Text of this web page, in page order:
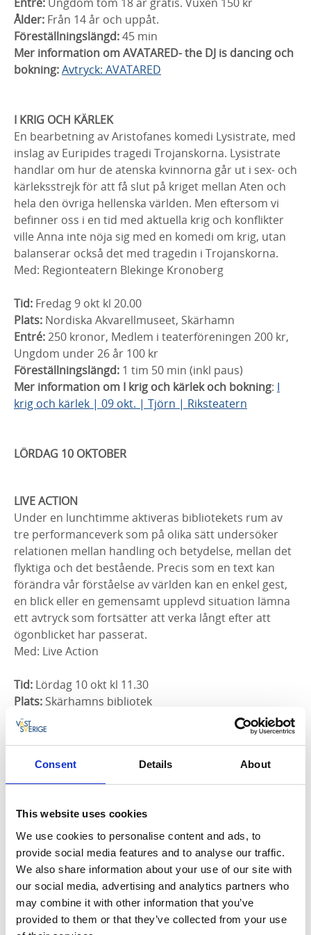
Consent Details About
This website uses cookies
We use cookies to personalise content and ads, to
provide social media features and to analyse our traffic.
We also share information about your use of our site with
our social media, advertising and analytics partners who
may combine it with other information that you’ve
provided to them or that they’ve collected from your use
Ålder: Från 14 år och uppåt.
Föreställningslängd:45 min
Mer information om AVATARED- the DJ is dancing och
bokning:Avtryck: AVATARED
I KRIG OCH KÄRLEK
En bearbetning av Aristofanes komedi Lysistrate, med
inslag av Euripides tragedi Trojanskorna. Lysistrate
handlar om hur de atenska kvinnorna går ut i sex- och
kärleksstrejk för att få slut på kriget mellan Aten och
hela den övriga hellenska världen. Men eftersom vi
befinner oss i en tid med aktuella krig och konflikter
ville Anna inte nöja sig med en komedi om krig, utan
balanserar också det med tragedin i Trojanskorna.
Med: Regionteatern Blekinge Kronoberg
Tid: Fredag 9 okt kl 20.00
Plats: Nordiska Akvarellmuseet, Skärhamn
Entré:250 kronor, Medlem i teaterföreningen 200 kr,
Ungdom under 26 år 100 kr
Föreställningslängd: 1 tim 50 min (inkl paus)
Mer information om I krig och kärlek och bokning: I
krig och kärlek | 09 okt. | Tjörn | Riksteatern
LÖRDAG 10 OKTOBER
LIVE ACTION
Under en lunchtimme aktiveras bibliotekets rum av
tre performanceverk som på olika sätt undersöker
relationen mellan handling och betydelse, mellan det
flyktiga och det bestående. Precis som en text kan
förändra vår förståelse av världen kan en enkel gest,
en blick eller en gemensamt upplevd situation lämna
ett avtryck som fortsätter att verka långt efter att
ögonblicket har passerat.
Med: Live Action
Tid: Lördag 10 okt kl 11.30
Plats:Skärhamns bibliotek
Entré:
Föreställningslängd:
Action
ÄR : GRUS
Två figurer letar efter den rätta stenen. Med dans,
jonglering och skuggspel följer vi deras lekfulla resa
genom grus, sandkorn och stora världar. En
fantasifull föreställning om att upptäcka och hitta
vägen.
Med: Claire Parsons Co. & ZebraDans